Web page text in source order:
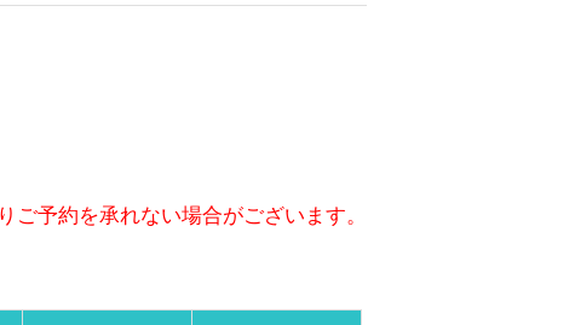
予約を承れない場合がございます。